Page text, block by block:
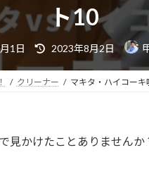
ト10
1日
終
新
日
2023年8月2日
クリーナー マキタ・ハイコー
見かけたことありませんか